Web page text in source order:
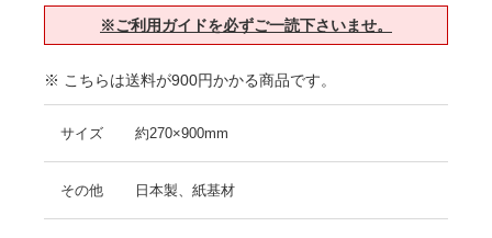
※ご利用ガイドを必ずご一読下さいませ。
※ こちらは送料が900円かかる商品です。
サイズ 約270×900mm
その他 日本製、紙基材